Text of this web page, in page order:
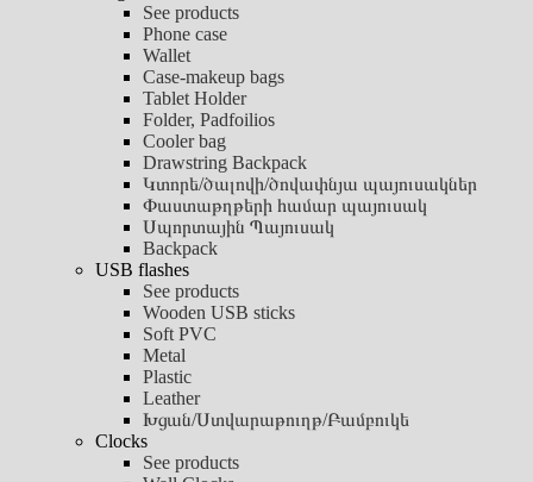
See products
Phone case
Wallet
Case-makeup bags
Tablet Holder
Folder, Padfoilios
Cooler bag
Drawstring Backpack
Կտորե/ծալովի/ծովափնյա պայուսակներ
Փաստաթղթերի համար պայուսակ
Սպորտային Պայուսակ
Backpack
USB flashes
See products
Wooden USB sticks
Soft PVC
Metal
Plastic
Leather
Խցան/Ստվարաթուղթ/Բամբուկե
Clocks
See products